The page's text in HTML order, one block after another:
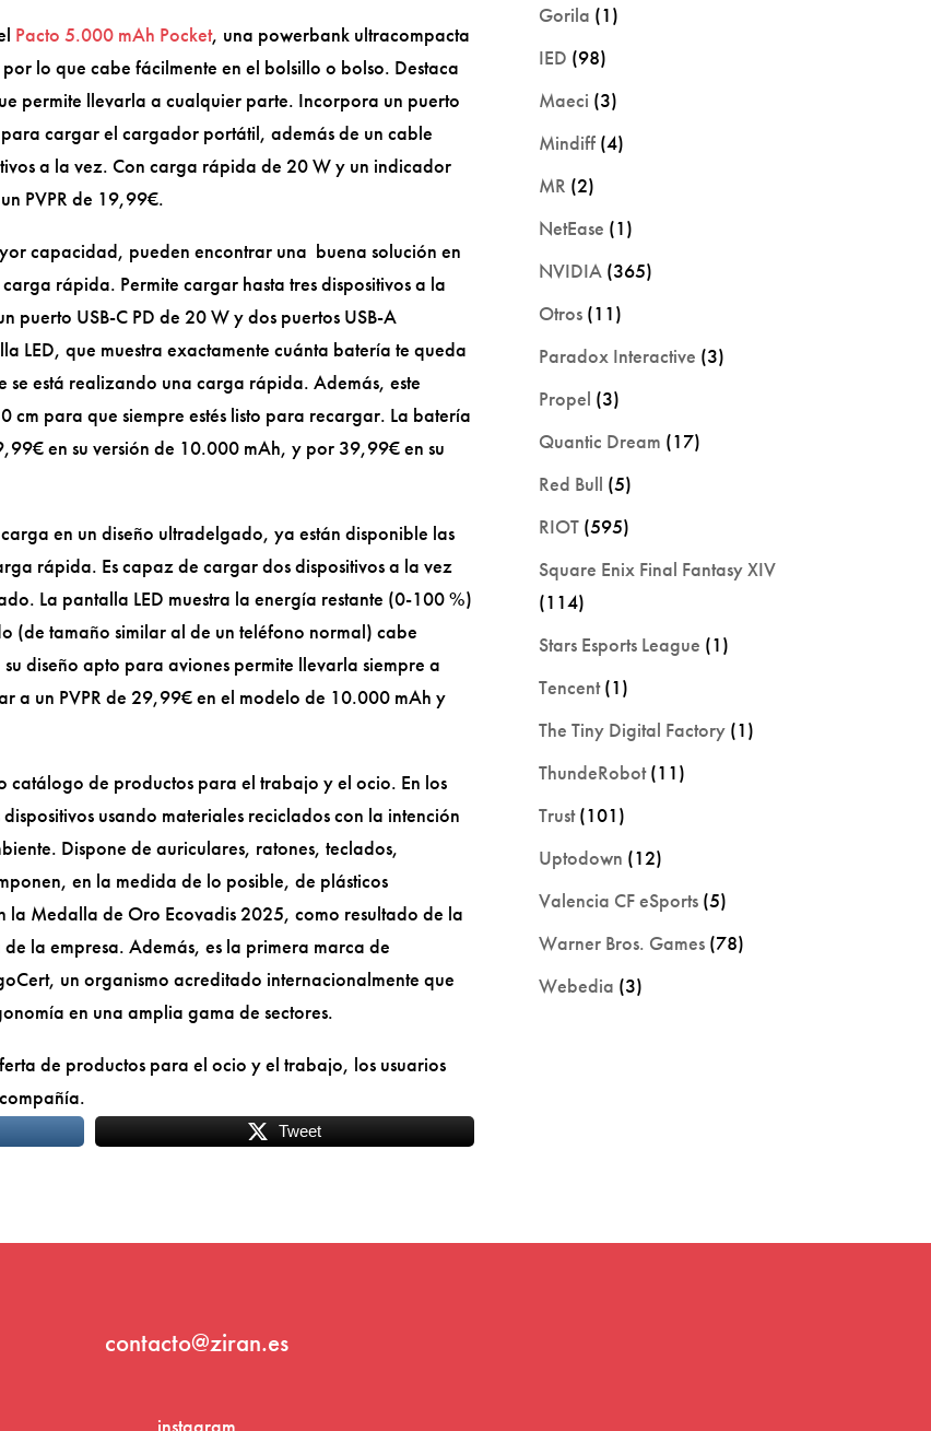
Pacto 5.000 mAh Pocket, una powerbank ultracompacta
lo que cabe fácilmente en el bolsillo o bolso. Destaca
permite llevarla a cualquier parte. Incorpora un puerto
cargar el cargador portátil, además de un cable
a la vez. Con carga rápida de 20 W y un indicador
PVPR de 19,99€.
capacidad, pueden encontrar una buena solución en
rápida. Permite cargar hasta tres dispositivos a la
puerto USB-C PD de 20 W y dos puertos USB-A
LED, que muestra exactamente cuánta batería te queda
está realizando una carga rápida. Además, este
cm para que siempre estés listo para recargar. La batería
en su versión de 10.000 mAh, y por 39,99€ en su
en un diseño ultradelgado, ya están disponible las
rápida. Es capaz de cargar dos dispositivos a la vez
La pantalla LED muestra la energía restante (0-100 %)
(de tamaño similar al de un teléfono normal) cabe
diseño apto para aviones permite llevarla siempre a
a un PVPR de 29,99€ en el modelo de 10.000 mAh y
catálogo de productos para el trabajo y el ocio. En los
usando materiales reciclados con la intención
Dispone de auriculares, ratones, teclados,
en la medida de lo posible, de plásticos
Medalla de Oro Ecovadis 2025, como resultado de la
la empresa. Además, es la primera marca de
un organismo acreditado internacionalmente que
en una amplia gama de sectores.
de productos para el ocio y el trabajo, los usuarios
Tweet
Gorila (1)
IED (98)
Maeci (3)
Mindiff (4)
MR (2)
NetEase (1)
NVIDIA (365)
Otros (11)
Paradox Interactive (3)
Propel (3)
Quantic Dream (17)
Red Bull (5)
RIOT (595)
Square Enix Final Fantasy XIV
(114)
Stars Esports League (1)
Tencent(1)
The Tiny Digital Factory (1)
ThundeRobot(11)
Trust(101)
Uptodown (12)
Valencia CF eSports (5)
Warner Bros. Games (78)
Webedia (3)
contacto@ziran.es